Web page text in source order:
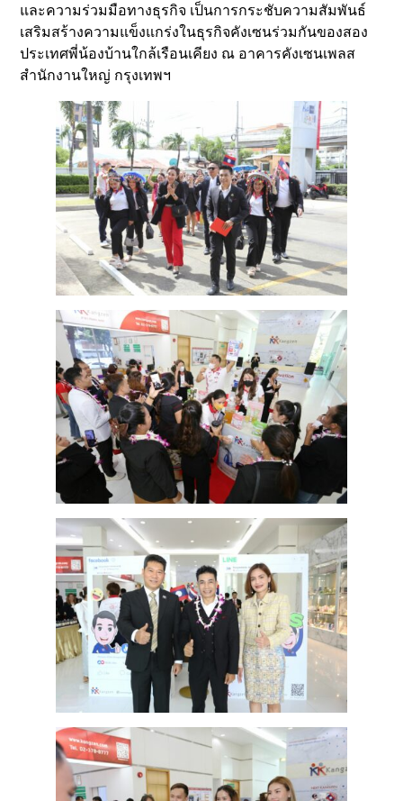
และความร่วมมือทางธุรกิจ เป็นการกระชับความสัมพันธ์
เสริมสร้างความแข็งแกร่งในธุรกิจคังเซนร่วมกันของสอง
ประเทศพี่น้องบ้านใกล้เรือนเคียง ณ อาคารคังเซนเพลส
สำนักงานใหญ่ กรุงเทพฯ